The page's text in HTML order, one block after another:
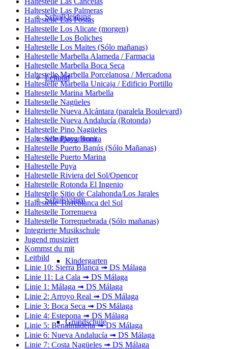
Schulkleidung
Leitbild
Schulprogramm
Schulsystem
Kindergarten
Grundschule
Haltestelle Las Palmeras
Haltestelle Las Postas
Haltestelle Los Alicate (morgen)
Haltestelle Los Boliches
Haltestelle Los Maites (Sólo mañanas)
Haltestelle Marbella Alameda / Farmacia
Haltestelle Marbella Boca Seca
Haltestelle Marbella Porcelanosa / Mercadona
Haltestelle Marbella Unicaja / Edificio Portillo
Haltestelle Marina Marbella
Haltestelle Nagüeles
Haltestelle Nueva Alcántara (paralela Boulevard)
Haltestelle Nueva Andalucía (Rotonda)
Haltestelle Pino Nagüeles
Haltestelle Playa Bonita
Haltestelle Puerto Banús (Sólo Mañanas)
Haltestelle Puerto Marina
Haltestelle Puya
Haltestelle Riviera del Sol/Opencor
Haltestelle Rotonda El Ingenio
Haltestelle Sitio de Calahonda/Los Jarales
Haltestelle Torreblanca del Sol
Haltestelle Torrenueva
Haltestelle Torrequebrada (Sólo mañanas)
Integrierte Musikschule
Jugend musiziert
Kommst du mit
Leitbild
Linie 10: Sierra Blanca ➟ DS Málaga
Linie 11: La Cala ➟ DS Málaga
Linie 1: Málaga ➟ DS Málaga
Linie 2: Arroyo Real ➟ DS Málaga
Linie 3: Boca Seca ➟ DS Málaga
Linie 4: Estepona ➟ DS Málaga
Linie 5: Benalmádena ➟ DS Málaga
Linie 6: Nueva Andalucía ➟ DS Málaga
Linie 7: Costa Nagüeles ➟ DS Málaga